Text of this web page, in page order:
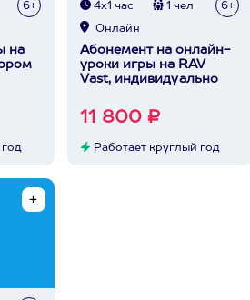
6+
на
год
4х1 час 1 чел 6+
Онлайн
Абонемент на онлайн-
уроки игры на RAV
Vast, индивидуально
11 800 ₽
Работает круглый год